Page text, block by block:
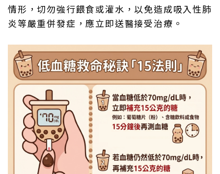
情形，切勿強行餵食或灌水，以免造成吸入性肺
炎等嚴重併發症，應立即送醫接受治療。